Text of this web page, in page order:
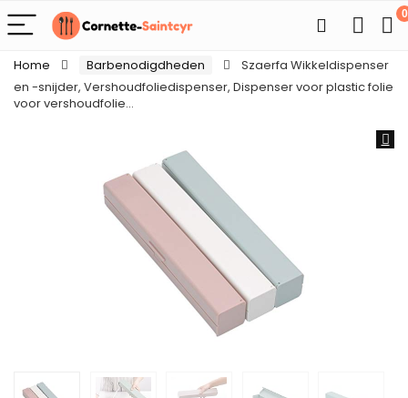
0
Home Barbenodigdheden
Szaerfa Wikkeldispenser
en -snijder, Vershoudfoliedispenser, Dispenser voor plastic folie
voor vershoudfolie…